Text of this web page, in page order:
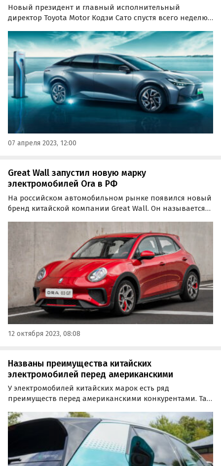
Новый президент и главный исполнительный
директор Toyota Motor Кодзи Сато спустя всего неделю
первой публичной речью, рассказав, в том числе, о
планах компании по электрификации модельного
ряда.
07 апреля 2023, 12:00
Great Wall запустил новую марку
электромобилей Ora в РФ
На российском автомобильном рынке появился новый
бренд китайской компании Great Wall. Он называется
электромобилей. Как сообщают «Автоновости дня», в
России будут представлены две модели: Ora O3 и Ora O3
12 октября 2023, 08:08
Названы преимущества китайских
электромобилей перед американскими
У электромобилей китайских марок есть ряд
преимуществ перед американскими конкурентами. Так
бельгийской компании Umicore, специализирующейся
на выпуске деталей для аккумуляторов.